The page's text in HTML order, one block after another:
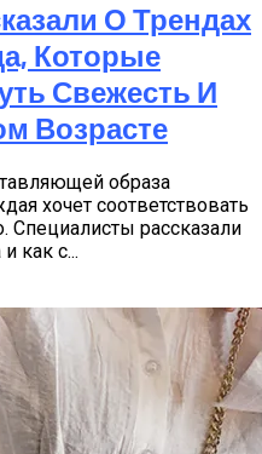
О Трендах
Которые
Свежесть И
Возрасте
образа
хочет соответствовать
Специалисты рассказали
как с...